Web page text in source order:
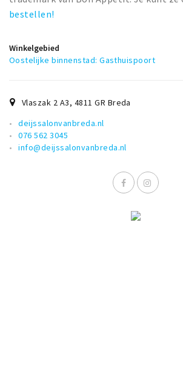
bestellen!
Winkelgebied
Oostelijke binnenstad: Gasthuispoort
Vlaszak 2 A3, 4811 GR Breda
deijssalonvanbreda.nl
076 562 3045
info@deijssalonvanbreda.nl